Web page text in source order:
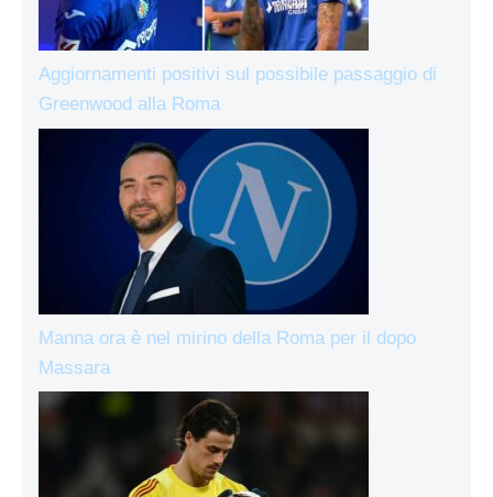
Aggiornamenti positivi sul possibile passaggio di
Greenwood alla Roma
Manna ora è nel mirino della Roma per il dopo
Massara